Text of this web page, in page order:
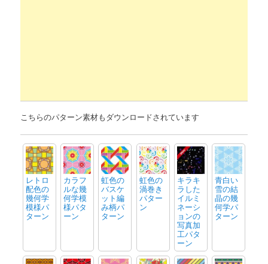
こちらのパターン素材もダウンロードされています
レトロ
配色の
幾何学
模様パ
ターン
カラフ
ルな幾
何学模
様パタ
ーン
虹色の
バスケ
ット編
み柄パ
ターン
虹色の
渦巻き
パター
ン
キラキ
ラした
イルミ
ネーシ
ョンの
写真加
工パタ
ーン
青白い
雪の結
晶の幾
何学パ
ターン